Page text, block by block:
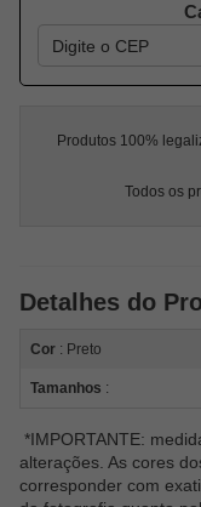
Produtos 100%
Todos os
Detalhes do
Cor : Preto
Tamanhos :
*IMPORTANTE:
alterações. As cores
corresponder com